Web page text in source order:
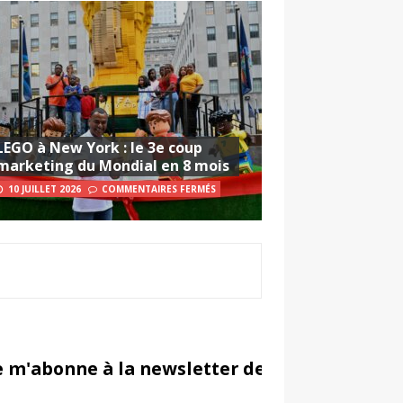
à New York : le 3e coup
du Mondial en 8 mois
10 JUILLET 2026 COMMENTAIRES FERMÉS
m'abonne à la newsletter de